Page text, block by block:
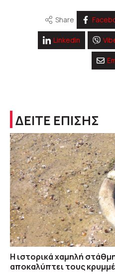
Share
Linkedin
ΔΕΙΤΕ ΕΠΙΣΗΣ
Η ιστορικά χαμηλή
αποκαλύπτει τους